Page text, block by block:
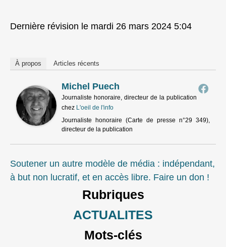
Dernière révision le mardi 26 mars 2024 5:04
À propos Articles récents
Michel Puech
Journaliste honoraire, directeur de la publication
chez L'oeil de l'info
Journaliste honoraire (Carte de presse n°29 349),
directeur de la publication
Soutener un autre modèle de média : indépendant,
à but non lucratif, et en accès libre. Faire un don !
Rubriques
ACTUALITES
Mots-clés